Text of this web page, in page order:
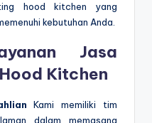
hood kitchen yang
kebutuhan Anda.
Jasa
Kitchen
Kami memiliki tim
dalam memasang